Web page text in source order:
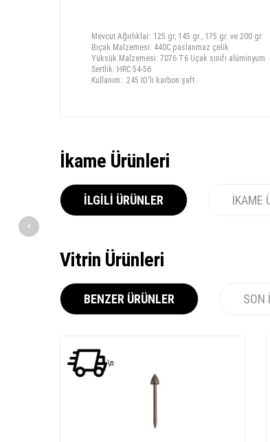
Mevcut Ağırlıklar: 125 gr, 145 gr., 175 gr. ve 200 gr.
Bıçak Malzemesi: 440C paslanmaz çelik
Yüksük Malzemesi: 7076 T6 Uçak sınıfı alüminyum
Sertlik: HRC 54-56
Kullanım: .245 ID'li karbon şaft
İkame Ürünleri
İLGILI ÜRÜNLER İKAME
Vitrin Ürünleri
BENZER ÜRÜNLER SON
\n